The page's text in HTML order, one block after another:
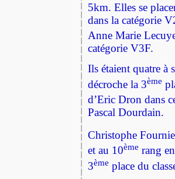
5km. Elles se
dans la catégorie
Anne Marie
catégorie V3F.
Ils étaient quatre à
décroche la 3ème
d’Eric Dron dans
Pascal Dourdain.
Christophe
et au 10ème rang
3ème place du